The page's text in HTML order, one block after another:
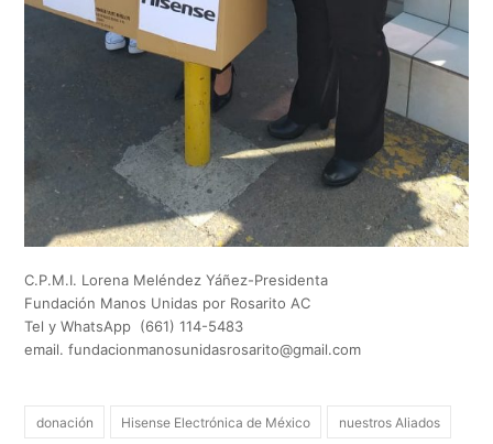
C.P.M.I. Lorena Meléndez Yáñez-Presidenta
Fundación Manos Unidas por Rosarito AC
Tel y WhatsApp (661) 114-5483
email.fundacionmanosunidasrosarito@gmail.com
donación Hisense Electrónica de México nuestros Aliados